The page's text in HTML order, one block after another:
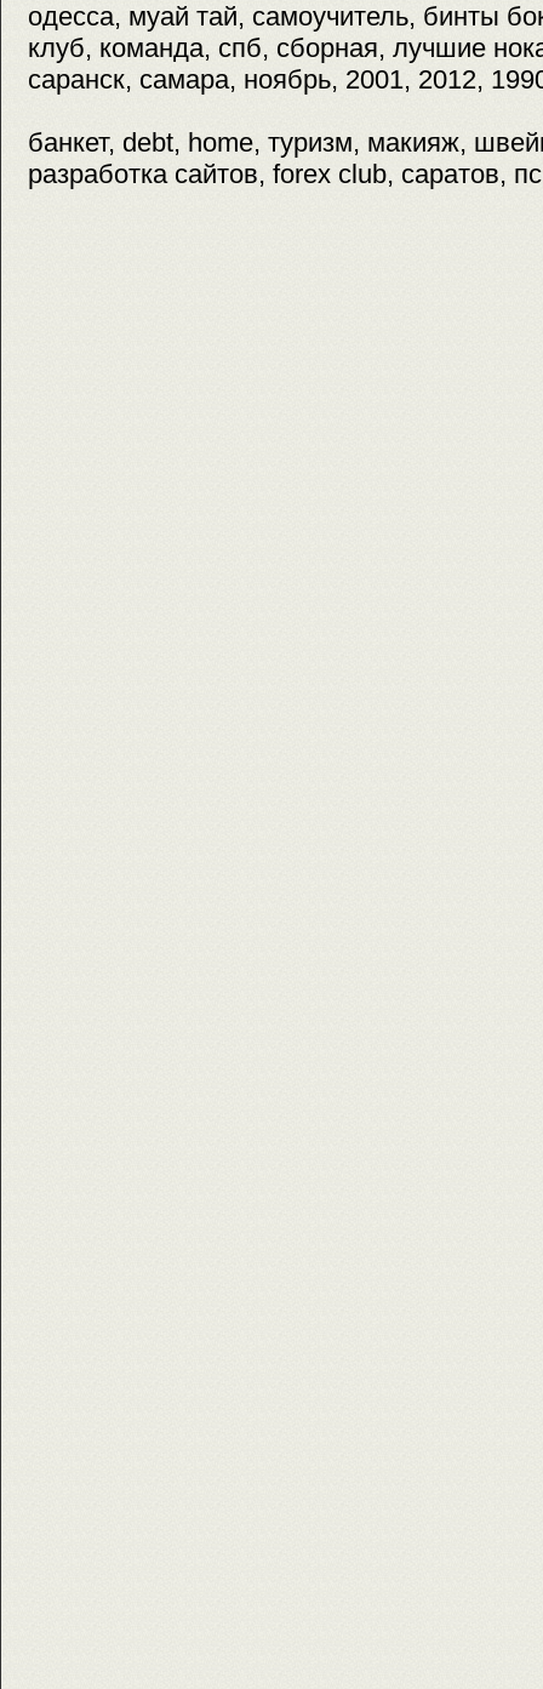
одесса, муай тай, самоучитель, бинты
клуб, команда, спб, сборная, лучшие
саранск, самара, ноябрь, 2001, 2012,
банкет, debt, home, туризм, макияж,
разработка сайтов, forex club, саратов,